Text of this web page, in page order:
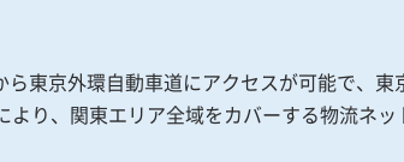
ら東京外環自動車道にアクセスが可能で、
より、関東エリア全域をカバーする物流ネ